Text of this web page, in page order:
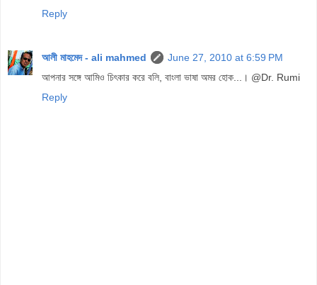
Reply
আলী মাহমেদ - ali mahmed
June 27, 2010 at 6:59 PM
আপনার সঙ্গে আমিও চিৎকার করে বলি, বাংলা ভাষা অমর হোক...। @Dr. Rumi
Reply